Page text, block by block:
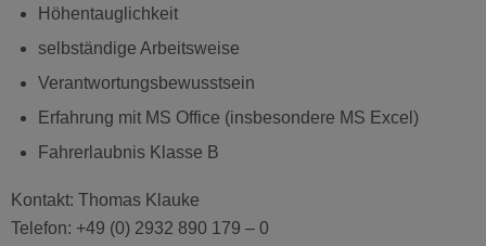
Höhentauglichkeit
selbständige Arbeitsweise
Verantwortungsbewusstsein
Erfahrung mit MS Office (insbesondere MS Excel)
Fahrerlaubnis Klasse B
Kontakt: Thomas Klauke
Telefon: +49 (0) 2932 890 179 – 0